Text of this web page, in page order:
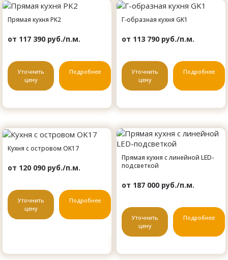
Прямая кухня PK2
от 117 390 руб./п.м.
Уточнить
цену
Подробнее
Г-образная кухня GK1
от 113 790 руб./п.м.
Уточнить
цену
Подробнее
Кухня с островом OK17
от 120 090 руб./п.м.
Уточнить
цену
Подробнее
Прямая кухня с линейной LED-
подсветкой
от 187 000 руб./п.м.
Уточнить
цену
Подробнее